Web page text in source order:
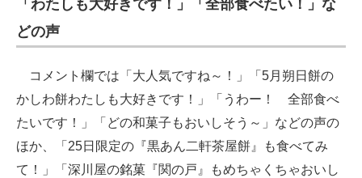
「わたしも大好きです！」「全部食べたい！」な
どの声
コメント欄では「大人気ですね～！」「5月朔日餅の
かしわ餅わたしも大好きです！」「うわー！ 全部食べ
たいです！」「どの和菓子もおいしそう～」などの声の
ほか、「25日限定の『黒あん二軒茶屋餅』も食べてみ
て！」「深川屋の銘菓『関の戸』もめちゃくちゃおいし